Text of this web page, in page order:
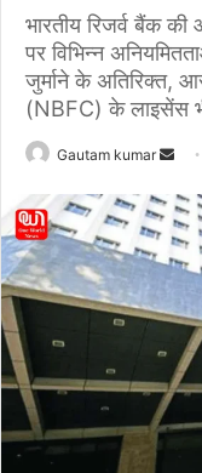
भारतीय रिजर्व बैंक
पर विभिन्न
जुर्माने के अतिरिक्त,
(NBFC) के लाइसेंस
Gautam kumar
n
d
a
e
m
a